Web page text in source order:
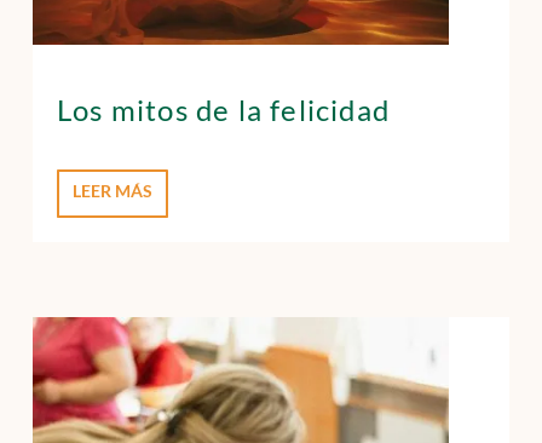
Los mitos de la felicidad
LEER MÁS